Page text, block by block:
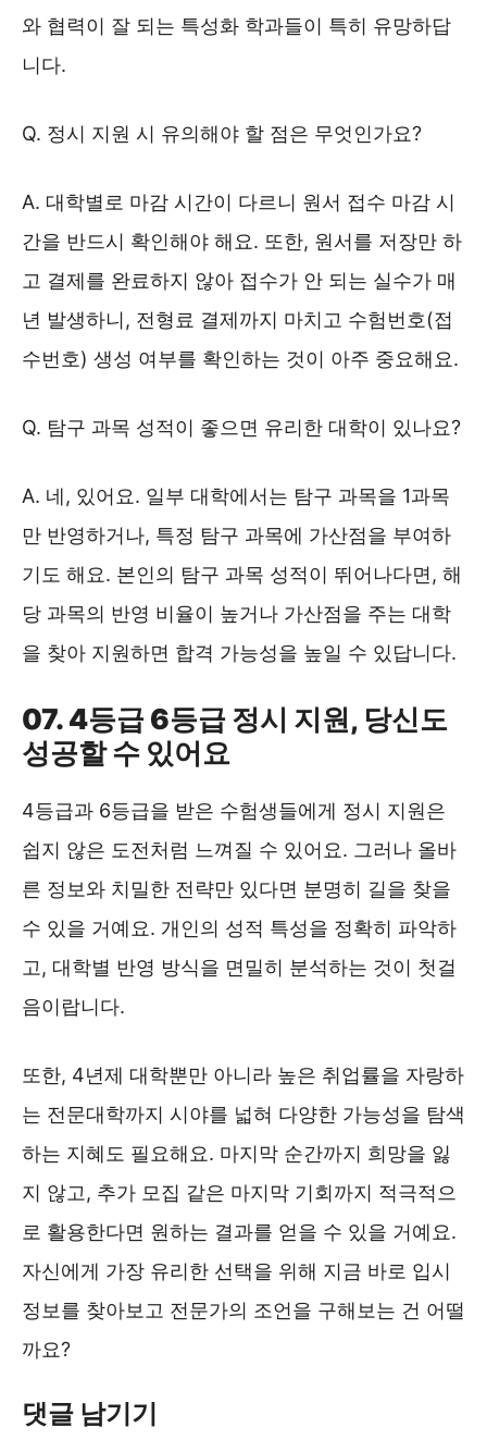
와 협력이 잘 되는 특성화 학과들이 특히 유망하답
니다.
Q. 정시 지원 시 유의해야 할 점은 무엇인가요?
A. 대학별로 마감 시간이 다르니 원서 접수 마감 시
간을 반드시 확인해야 해요. 또한, 원서를 저장만 하
고 결제를 완료하지 않아 접수가 안 되는 실수가 매
년 발생하니, 전형료 결제까지 마치고 수험번호(접
수번호) 생성 여부를 확인하는 것이 아주 중요해요.
Q. 탐구 과목 성적이 좋으면 유리한 대학이 있나요?
A. 네, 있어요. 일부 대학에서는 탐구 과목을 1과목
만 반영하거나, 특정 탐구 과목에 가산점을 부여하
기도 해요. 본인의 탐구 과목 성적이 뛰어나다면, 해
당 과목의 반영 비율이 높거나 가산점을 주는 대학
을 찾아 지원하면 합격 가능성을 높일 수 있답니다.
07. 4등급 6등급 정시 지원, 당신도
성공할 수 있어요
4등급과 6등급을 받은 수험생들에게 정시 지원은
쉽지 않은 도전처럼 느껴질 수 있어요. 그러나 올바
른 정보와 치밀한 전략만 있다면 분명히 길을 찾을
수 있을 거예요. 개인의 성적 특성을 정확히 파악하
고, 대학별 반영 방식을 면밀히 분석하는 것이 첫걸
음이랍니다.
또한, 4년제 대학뿐만 아니라 높은 취업률을 자랑하
는 전문대학까지 시야를 넓혀 다양한 가능성을 탐색
하는 지혜도 필요해요. 마지막 순간까지 희망을 잃
지 않고, 추가 모집 같은 마지막 기회까지 적극적으
로 활용한다면 원하는 결과를 얻을 수 있을 거예요.
자신에게 가장 유리한 선택을 위해 지금 바로 입시
정보를 찾아보고 전문가의 조언을 구해보는 건 어떨
까요?
댓글 남기기